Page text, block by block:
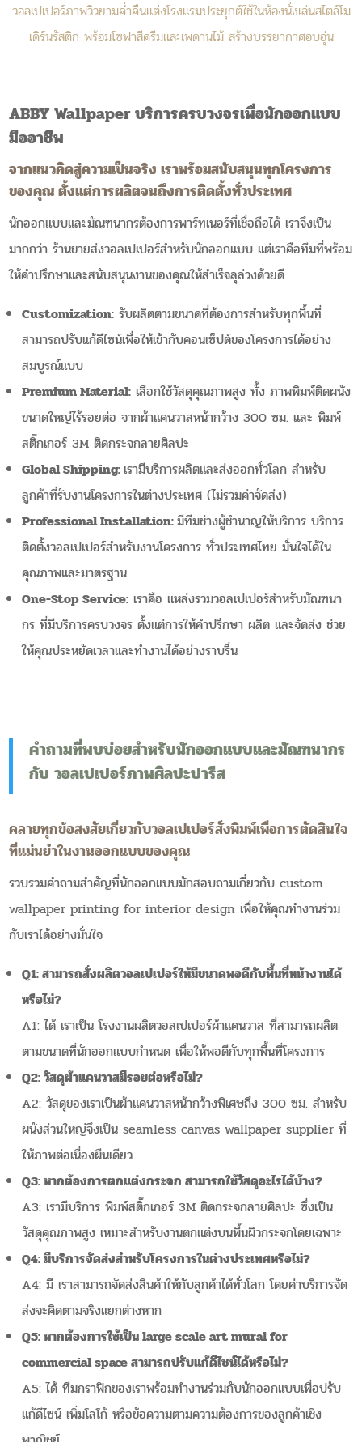
วอลเปเปอร์ภาพวิวยามค่ำคืนแต่งโรงแรมประยุกต์ใช้ในห้องนั่งเล่นสไตล์โม
เดิร์นรัสติก พร้อมโซฟาสีครีมและเพดานไม้ สร้างบรรยากาศอบอุ่น
ABBY Wallpaper บริการครบวงจรเพื่อนักออกแบบ
มืออาชีพ
จากแนวคิดสู่ความเป็นจริง เราพร้อมสนับสนุนทุกโครงการ
ของคุณ ตั้งแต่การผลิตจนถึงการติดตั้งทั่วประเทศ
นักออกแบบและมัณฑนากรต้องการพาร์ทเนอร์ที่เชื่อถือได้ เราจึงเป็น
มากกว่า ร้านขายส่งวอลเปเปอร์สำหรับนักออกแบบ แต่เราคือทีมที่พร้อม
ให้คำปรึกษาและสนับสนุนงานของคุณให้สำเร็จลุล่วงด้วยดี
Customization: รับผลิตตามขนาดที่ต้องการสำหรับทุกพื้นที่
สามารถปรับแก้ดีไซน์เพื่อให้เข้ากับคอนเซ็ปต์ของโครงการได้อย่าง
สมบูรณ์แบบ
Premium Material: เลือกใช้วัสดุคุณภาพสูง ทั้ง ภาพพิมพ์ติดผนัง
ขนาดใหญ่ไร้รอยต่อ จากผ้าแคนวาสหน้ากว้าง 300 ซม. และ พิมพ์
สติ๊กเกอร์ 3M ติดกระจกลายศิลปะ
Global Shipping:เรามีบริการผลิตและส่งออกทั่วโลก สำหรับ
ลูกค้าที่รับงานโครงการในต่างประเทศ (ไม่รวมค่าจัดส่ง)
Professional Installation:มีทีมช่างผู้ชำนาญให้บริการ บริการ
ติดตั้งวอลเปเปอร์สำหรับงานโครงการ ทั่วประเทศไทย มั่นใจได้ใน
คุณภาพและมาตรฐาน
One-Stop Service: เราคือ แหล่งรวมวอลเปเปอร์สำหรับมัณฑนา
กร ที่มีบริการครบวงจร ตั้งแต่การให้คำปรึกษา ผลิต และจัดส่ง ช่วย
ให้คุณประหยัดเวลาและทำงานได้อย่างราบรื่น
คำถามที่พบบ่อยสำหรับนักออกแบบและมัณฑนากร
กับ วอลเปเปอร์ภาพศิลปะปารีส
คลายทุกข้อสงสัยเกี่ยวกับวอลเปเปอร์สั่งพิมพ์เพื่อการตัดสินใจ
ที่แม่นยำในงานออกแบบของคุณ
รวบรวมคำถามสำคัญที่นักออกแบบมักสอบถามเกี่ยวกับ custom
wallpaper printing for interior design เพื่อให้คุณทำงานร่วม
กับเราได้อย่างมั่นใจ
Q1: สามารถสั่งผลิตวอลเปเปอร์ให้มีขนาดพอดีกับพื้นที่หน้างานได้
หรือไม่?
A1: ได้ เราเป็น โรงงานผลิตวอลเปเปอร์ผ้าแคนวาส ที่สามารถผลิต
ตามขนาดที่นักออกแบบกำหนด เพื่อให้พอดีกับทุกพื้นที่โครงการ
Q2: วัสดุผ้าแคนวาสมีรอยต่อหรือไม่?
A2: วัสดุของเราเป็นผ้าแคนวาสหน้ากว้างพิเศษถึง 300 ซม. สำหรับ
ผนังส่วนใหญ่จึงเป็น seamless canvas wallpaper supplier ที่
ให้ภาพต่อเนื่องผืนเดียว
Q3: หากต้องการตกแต่งกระจก สามารถใช้วัสดุอะไรได้บ้าง?
A3: เรามีบริการ พิมพ์สติ๊กเกอร์ 3M ติดกระจกลายศิลปะ ซึ่งเป็น
วัสดุคุณภาพสูง เหมาะสำหรับงานตกแต่งบนพื้นผิวกระจกโดยเฉพาะ
Q4: มีบริการจัดส่งสำหรับโครงการในต่างประเทศหรือไม่?
A4: มี เราสามารถจัดส่งสินค้าให้กับลูกค้าได้ทั่วโลก โดยค่าบริการจัด
ส่งจะคิดตามจริงแยกต่างหาก
Q5: หากต้องการใช้เป็น large scale art mural for
commercial space สามารถปรับแก้ดีไซน์ได้หรือไม่?
A5: ได้ ทีมกราฟิกของเราพร้อมทำงานร่วมกับนักออกแบบเพื่อปรับ
แก้ดีไซน์ เพิ่มโลโก้ หรือข้อความตามความต้องการของลูกค้าเชิง